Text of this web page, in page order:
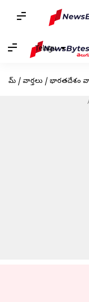
Telugu
హోమ్ / వార్తలు / భారతదేశం